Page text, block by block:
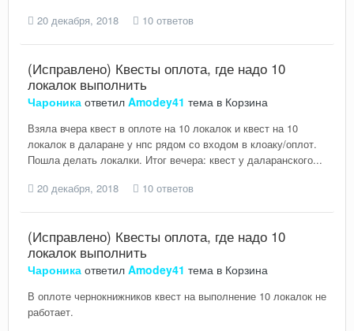
20 декабря, 2018
10 ответов
(Исправлено) Квесты оплота, где надо 10
локалок выполнить
Чароника ответил Amodey41 тема в Корзина
Взяла вчера квест в оплоте на 10 локалок и квест на 10
локалок в даларане у нпс рядом со входом в клоаку/оплот.
Пошла делать локалки. Итог вечера: квест у даларанского...
20 декабря, 2018
10 ответов
(Исправлено) Квесты оплота, где надо 10
локалок выполнить
Чароника ответил Amodey41 тема в Корзина
В оплоте чернокнижников квест на выполнение 10 локалок не
работает.